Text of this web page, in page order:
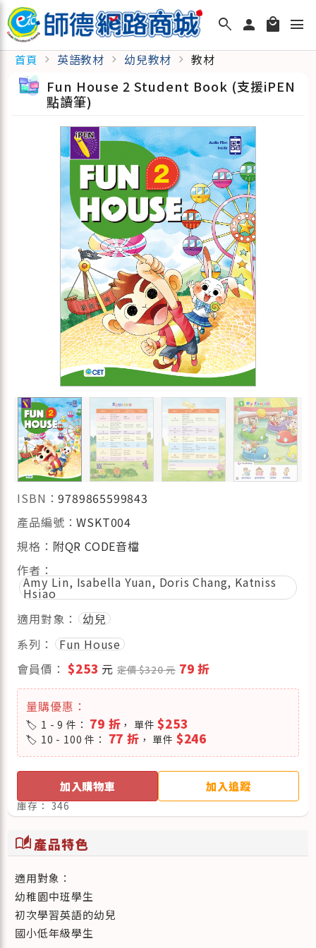
search person local_mall menu
首頁 chevron_right 英語教材 chevron_right 幼兒教材 chevron_right 教材
Fun House 2 Student Book (支援iPEN
點讀筆)
ISBN：9789865599843
產品編號：WSKT004
規格： 附QR CODE音檔
作者：
Amy Lin, Isabella Yuan, Doris Chang, Katniss
Hsiao
適用對象：
幼兒
系列：
Fun House
會員價： $253 元定價 $320 元 79 折
量購優惠：
1 - 9 件： 79 折 ， 單件$253
10 - 100 件： 77 折 ， 單件 $246
加入購物車 加入追蹤
庫存：346
auto_stories產品特色
適用對象：
幼稚園中班學生
初次學習英語的幼兒
國小低年級學生